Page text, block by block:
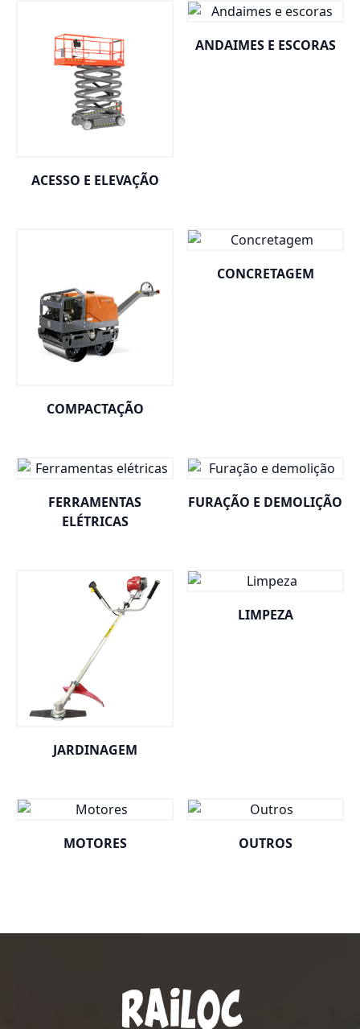
ACESSO E ELEVAÇÃO
ANDAIMES E ESCORAS
COMPACTAÇÃO
CONCRETAGEM
FERRAMENTAS
ELÉTRICAS
FURAÇÃO E DEMOLIÇÃO
JARDINAGEM
LIMPEZA
MOTORES OUTROS